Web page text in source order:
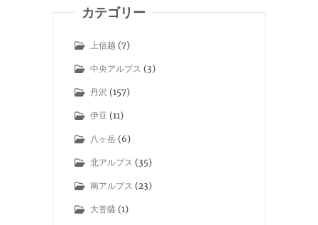
カテゴリー
上信越 (7)
中央アルプス (3)
丹沢 (157)
伊豆 (11)
八ヶ岳 (6)
北アルプス (35)
南アルプス (23)
大菩薩 (1)